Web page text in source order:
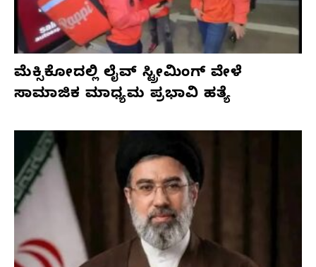
ಮೆಕ್ಸಿಕೋದಲ್ಲಿ ಲೈವ್ ಸ್ಟ್ರೀಮಿಂಗ್ ವೇಳೆ
ಸಾಮಾಜಿಕ ಮಾಧ್ಯಮ ಪ್ರಭಾವಿ ಹತ್ಯೆ